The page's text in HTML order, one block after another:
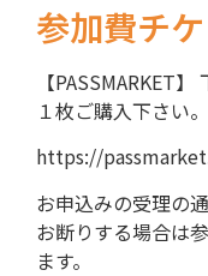
参加費チ
【PASSMARKET
１枚ご購入下さい。
https://
お申込みの受理の
お断りする場合は
ます。